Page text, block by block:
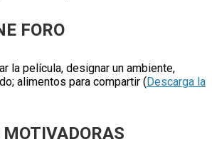
FORO
la película, designar un ambiente,
alimentos para compartir (Descarga la